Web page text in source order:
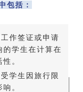
包括：
作签证或申请
的学生在计算在
。
学生因旅行限
。